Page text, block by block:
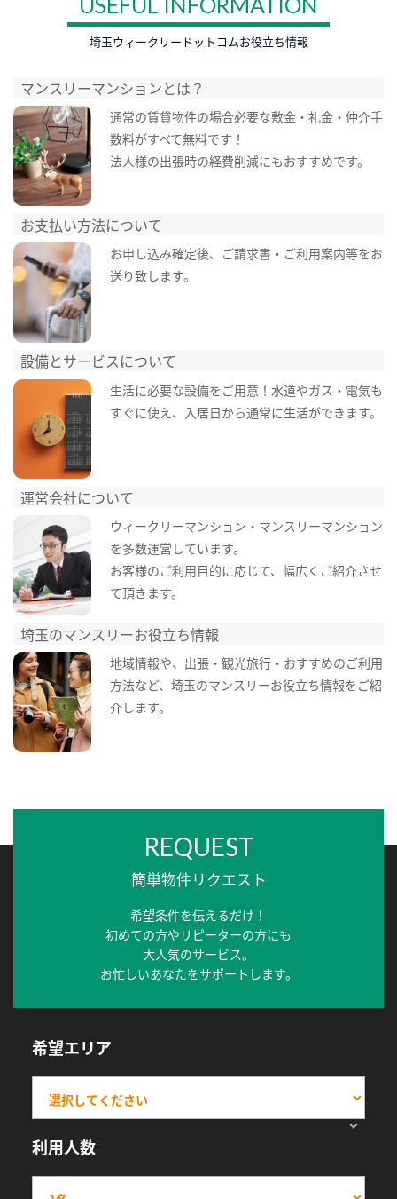
埼玉ウィークリードットコムお役立ち情報
マンスリーマンションとは？
通常の賃貸物件の場合必要な敷金・礼金・仲介手
数料がすべて無料です！
法人様の出張時の経費削減にもおすすめです。
お支払い方法について
お申し込み確定後、ご請求書・ご利用案内等をお
送り致します。
設備とサービスについて
生活に必要な設備をご用意！水道やガス・電気も
すぐに使え、入居日から通常に生活ができます。
運営会社について
ウィークリーマンション・マンスリーマンション
を多数運営しています。
お客様のご利用目的に応じて、幅広くご紹介させ
て頂きます。
埼玉のマンスリーお役立ち情報
地域情報や、出張・観光旅行・おすすめのご利用
方法など、埼玉のマンスリーお役立ち情報をご紹
介します。
REQUEST
簡単物件リクエスト
希望条件を伝えるだけ！
初めての方やリピーターの方にも
大人気のサービス。
お忙しいあなたをサポートします。
希望エリア
利用人数